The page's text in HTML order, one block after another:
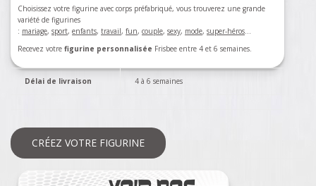
Choisissez votre figurine avec corps préfabriqué, vous trouverez une grande
variété de figurines
: mariage, sport, enfants, travail, fun, couple, sexy, mode, super-héros…
Recevez votre figurine personnalisée Frisbee entre 4 et 6 semaines.
Délai de livraison 4 à 6 semaines
CRÉEZ VOTRE FIGURINE